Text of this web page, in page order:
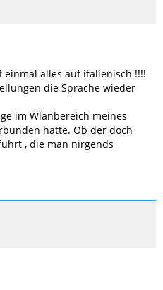
alles auf italienisch !!!!
die Sprache wieder
im Wlanbereich meines
hatte. Ob der doch
, die man nirgends